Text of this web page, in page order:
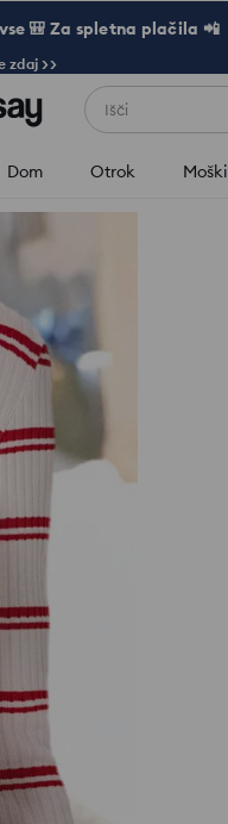
🎒 Za spletna plačila 📲
zdaj >>
Išči
Dom Otrok Moški